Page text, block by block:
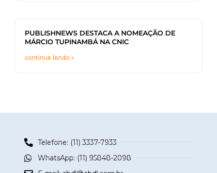
PUBLISHNEWS DESTACA A NOMEAÇÃO DE
MÁRCIO TUPINAMBÁ NA CNIC
continue lendo »
Telefone: (11) 3337-7933
WhatsApp: (11) 95848-2098